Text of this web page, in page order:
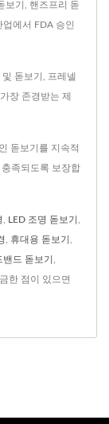
보기, 핸즈프리 돋
에서 FDA 승인
돋보기, 프레넬
장 존경받는 제
돋보기를 지속적
충족되도록 보장합
LED 조명 돋보기
휴대용 돋보기
밴드 ​​돋보기
한 점이 있으면